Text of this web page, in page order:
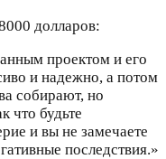
долларов:
проектом и его
и надежно, а потом
собирают, но
что будьте
и вы не замечаете
последствия.»